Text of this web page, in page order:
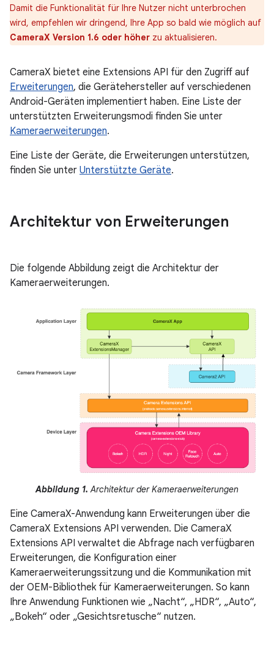
Damit die Funktionalität für Ihre Nutzer nicht unterbrochen
wird, empfehlen wir dringend, Ihre App so bald wie möglich auf
CameraX Version 1.6 oder höher zu aktualisieren.
CameraX bietet eine Extensions API für den Zugriff auf
Erweiterungen, die Gerätehersteller auf verschiedenen
Android-Geräten implementiert haben. Eine Liste der
unterstützten Erweiterungsmodi finden Sie unter
Kameraerweiterungen.
Eine Liste der Geräte, die Erweiterungen unterstützen,
finden Sie unter Unterstützte Geräte.
Architektur von Erweiterungen
Die folgende Abbildung zeigt die Architektur der
Kameraerweiterungen.
Abbildung 1. Architektur der Kameraerweiterungen
Eine CameraX-Anwendung kann Erweiterungen über die
CameraX Extensions API verwenden. Die CameraX
Extensions API verwaltet die Abfrage nach verfügbaren
Erweiterungen, die Konfiguration einer
Kameraerweiterungssitzung und die Kommunikation mit
der OEM-Bibliothek für Kameraerweiterungen. So kann
Ihre Anwendung Funktionen wie „Nacht“, „HDR“, „Auto“,
„Bokeh“ oder „Gesichtsretusche“ nutzen.